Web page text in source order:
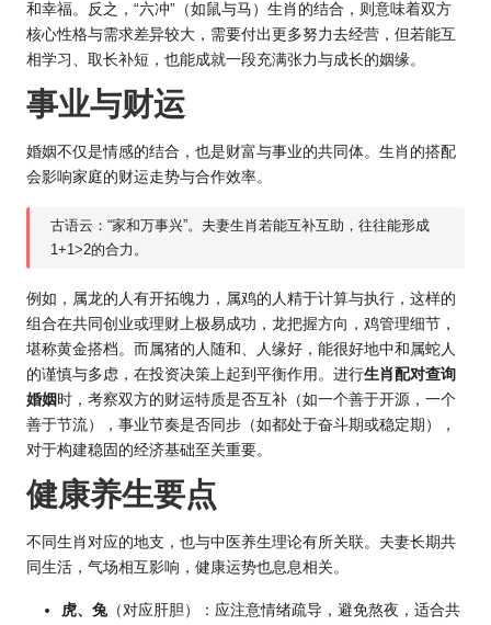
和幸福。反之，“六冲”（如鼠与马）生肖的结合，则意味着双方
核心性格与需求差异较大，需要付出更多努力去经营，但若能互
相学习、取长补短，也能成就一段充满张力与成长的姻缘。
事业与财运
婚姻不仅是情感的结合，也是财富与事业的共同体。生肖的搭配
会影响家庭的财运走势与合作效率。
古语云：“家和万事兴”。夫妻生肖若能互补互助，往往能形成
1+1>2的合力。
例如，属龙的人有开拓魄力，属鸡的人精于计算与执行，这样的
组合在共同创业或理财上极易成功，龙把握方向，鸡管理细节，
堪称黄金搭档。而属猪的人随和、人缘好，能很好地中和属蛇人
的谨慎与多虑，在投资决策上起到平衡作用。进行生肖配对查询
婚姻 时，考察双方的财运特质是否互补（如一个善于开源，一个
善于节流），事业节奏是否同步（如都处于奋斗期或稳定期），
对于构建稳固的经济基础至关重要。
健康养生要点
不同生肖对应的地支，也与中医养生理论有所关联。夫妻长期共
同生活，气场相互影响，健康运势也息息相关。
虎、兔（对应肝胆）：应注意情绪疏导，避免熬夜，适合共